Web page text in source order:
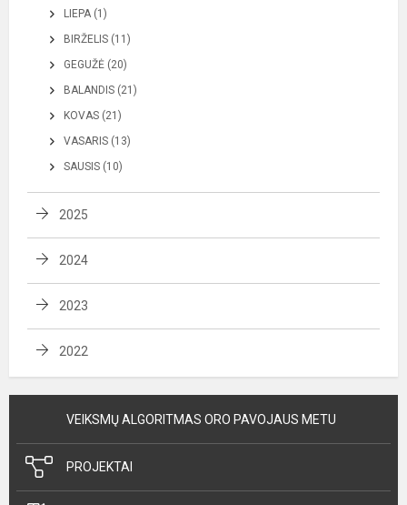
LIEPA (1)
BIRŽELIS (11)
GEGUŽĖ (20)
BALANDIS (21)
KOVAS (21)
VASARIS (13)
SAUSIS (10)
2025
2024
2023
2022
VEIKSMŲ ALGORITMAS ORO PAVOJAUS METU
PROJEKTAI